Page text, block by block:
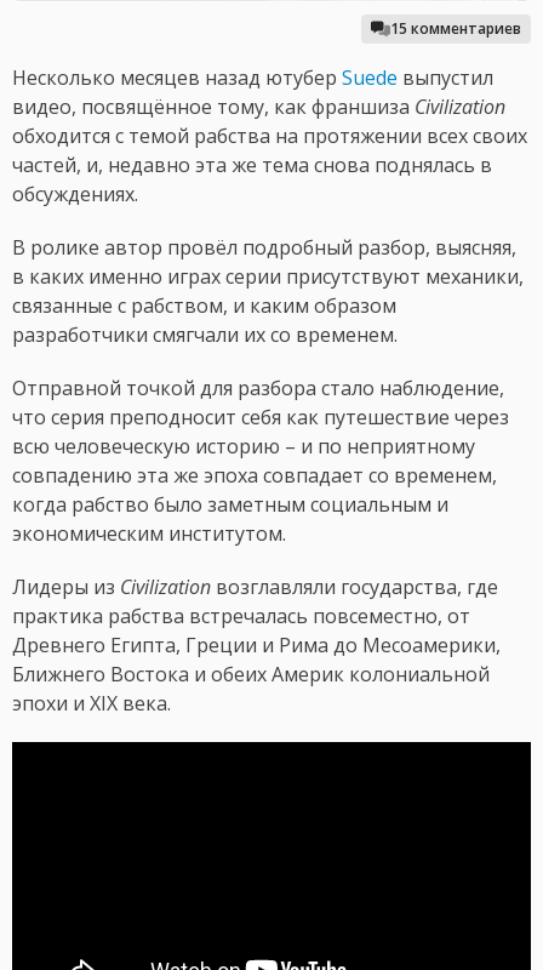
15 комментариев
Несколько месяцев назад ютубер Suede выпустил
видео, посвящённое тому, как франшиза Civilization
обходится с темой рабства на протяжении всех своих
частей, и, недавно эта же тема снова поднялась в
обсуждениях.
В ролике автор провёл подробный разбор, выясняя,
в каких именно играх серии присутствуют механики,
связанные с рабством, и каким образом
разработчики смягчали их со временем.
Отправной точкой для разбора стало наблюдение,
что серия преподносит себя как путешествие через
всю человеческую историю – и по неприятному
совпадению эта же эпоха совпадает со временем,
когда рабство было заметным социальным и
экономическим институтом.
Лидеры из Civilization возглавляли государства, где
практика рабства встречалась повсеместно, от
Древнего Египта, Греции и Рима до Месоамерики,
Ближнего Востока и обеих Америк колониальной
эпохи и XIX века.